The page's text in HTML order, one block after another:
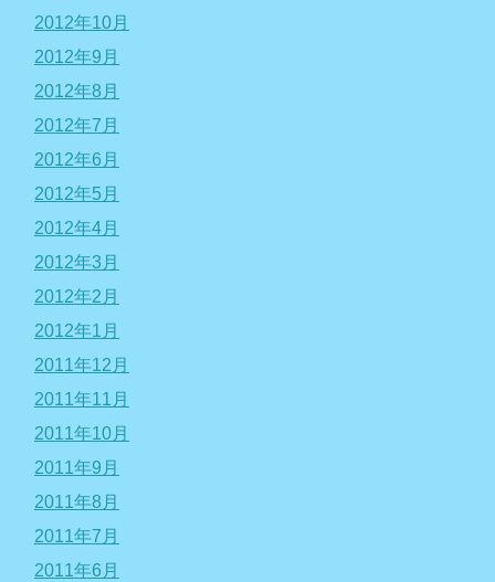
2012年10月
2012年9月
2012年8月
2012年7月
2012年6月
2012年5月
2012年4月
2012年3月
2012年2月
2012年1月
2011年12月
2011年11月
2011年10月
2011年9月
2011年8月
2011年7月
2011年6月